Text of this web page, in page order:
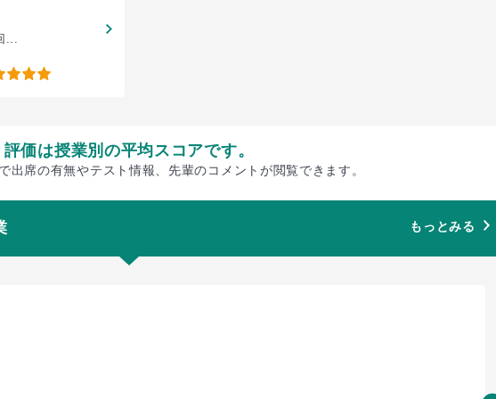
評価は授業別の平均スコアです。
出席の有無やテスト情報、先輩のコメントが閲覧できます。
もっとみる